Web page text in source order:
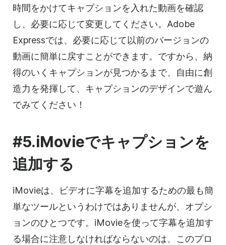
時間をかけてキャプションを入れた動画を確認
し、必要に応じて変更してください。Adobe
Expressでは、必要に応じて以前のバージョンの
動画に簡単に戻すことができます。ですから、納
得のいくキャプションが見つかるまで、自由に創
造力を発揮して、キャプションのデザインで遊ん
でみてください！
#5.iMovieでキャプションを
追加する
iMovieは、ビデオに字幕を追加するための最も簡
単なツールというわけではありませんが、オプシ
ョンのひとつです。iMovieを使って字幕を追加す
る場合に注意しなければならないのは、このプロ